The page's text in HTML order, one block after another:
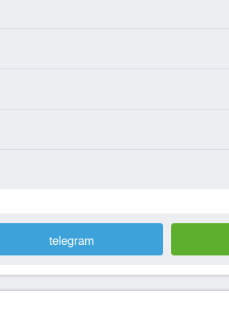
telegram